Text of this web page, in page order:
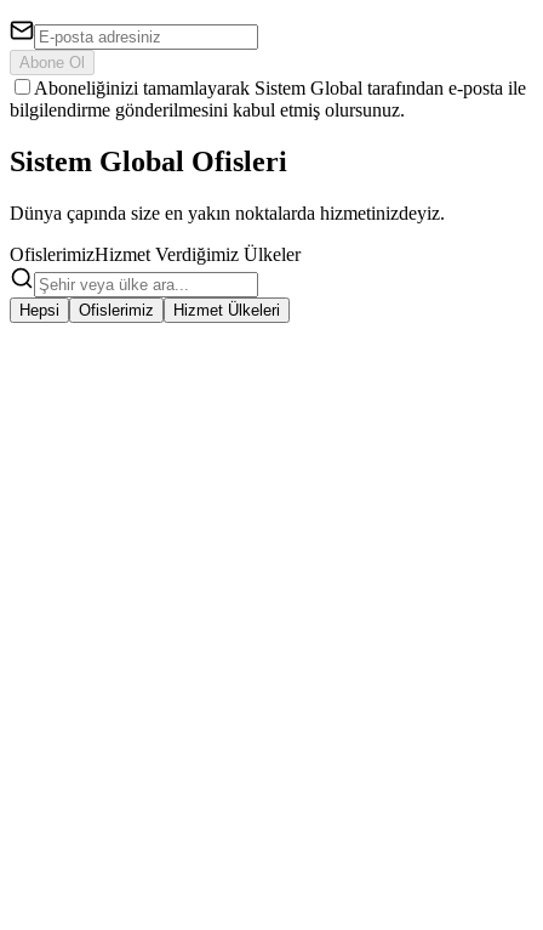
Abone Ol
Aboneliğinizi tamamlayarak Sistem Global tarafından e-posta ile
bilgilendirme gönderilmesini kabul etmiş olursunuz.
Sistem Global Ofisleri
Dünya çapında size en yakın noktalarda hizmetinizdeyiz.
OfislerimizHizmet Verdiğimiz Ülkeler
Hepsi Ofislerimiz Hizmet Ülkeleri